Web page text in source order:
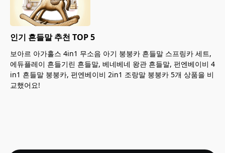
인기 흔들말 추천 TOP 5
보아르 아가홀스 4in1 무소음 아기 붕붕카 흔들말 스프링카 세트,
에듀플레이 흔들기린 흔들말, 베네베네 왕관 흔들말, 펀엔베이비 4
in1 흔들말 붕붕카, 펀엔베이비 2in1 조랑말 붕붕카 5개 상품을 비
교했어요!